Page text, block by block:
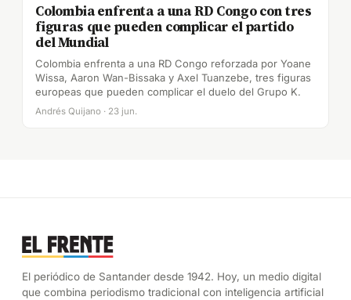
Colombia enfrenta a una RD Congo con tres
figuras que pueden complicar el partido
del Mundial
Colombia enfrenta a una RD Congo reforzada por Yoane
Wissa, Aaron Wan-Bissaka y Axel Tuanzebe, tres figuras
europeas que pueden complicar el duelo del Grupo K.
Andrés Quijano · 23 jun.
El periódico de Santander desde 1942. Hoy, un medio digital
que combina periodismo tradicional con inteligencia artificial